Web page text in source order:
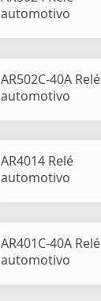
automotivo
AR502C-40A Relé
automotivo
AR4014 Relé
automotivo
AR401C-40A Relé
automotivo